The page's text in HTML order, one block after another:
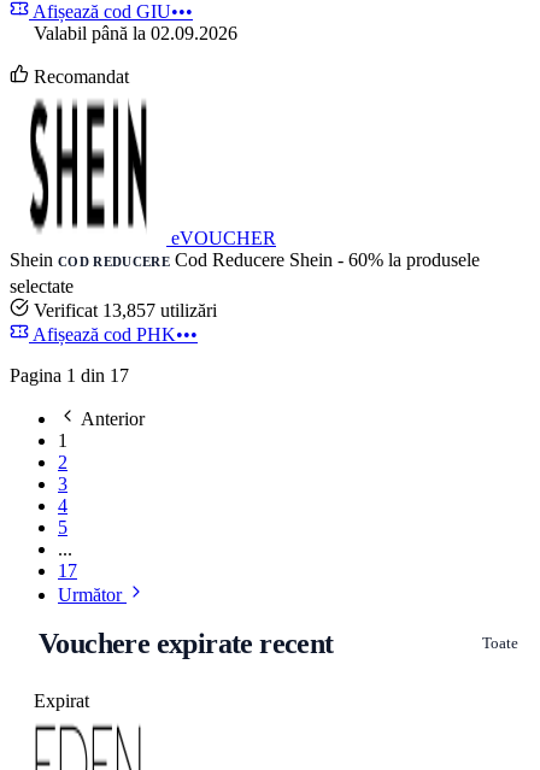
Afișează cod GIU•••
Valabil până la 02.09.2026
Recomandat
eVOUCHER
Shein COD REDUCERE Cod Reducere Shein - 60% la produsele
selectate
Verificat 13,857 utilizări
Afișează cod PHK•••
Pagina 1 din 17
Anterior
1
2
3
4
5
...
17
Următor
Vouchere expirate recent Toate
Expirat